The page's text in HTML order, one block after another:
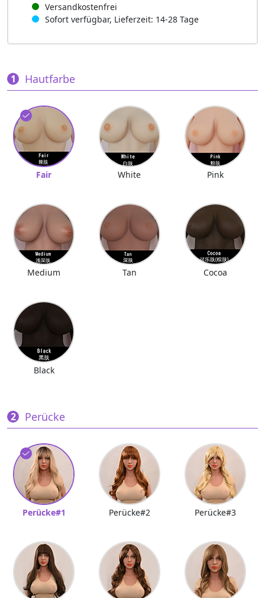
Versandkostenfrei
Sofort verfügbar, Lieferzeit: 14-28 Tage
Hautfarbe
Fair White Pink
Medium Tan Cocoa
Black
Perücke
Perücke#1 Perücke#2 Perücke#3